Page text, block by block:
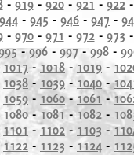
- 919- 920- 921 - 922-
944 - 945 - 946 - 947 -
- 970- 971 - 972- 973 -
-996- 997- 998-
1017 -1018 -1019 -
1038 -1039- 1040 -
1059 -1060-1061 -
1080-1081-1082 -
1101 -1102 - 1103 -
1122 - 1123 - 1124 -